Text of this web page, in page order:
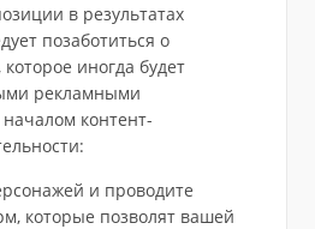
в результатах
позаботиться о
иногда будет
рекламными
контент-
и проводите
которые позволят вашей